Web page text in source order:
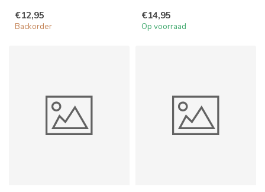
€12,95
Backorder
€14,95
Op voorraad